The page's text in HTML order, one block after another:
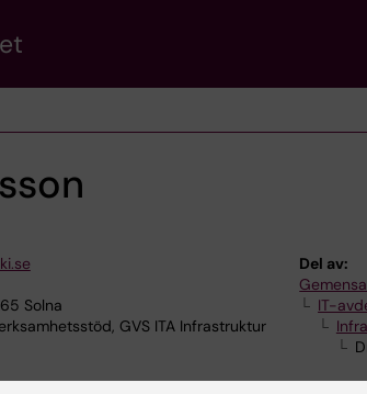
Solna
GVS ITA Infrastruktur
Del av:
IT-